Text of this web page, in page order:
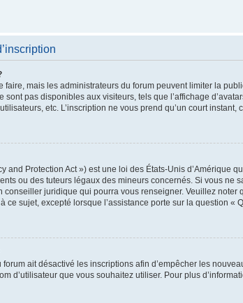
faire, mais les administrateurs du forum peuvent limiter la
pas disponibles aux visiteurs, tels que l’affichage
etc. L’inscription ne vous prend qu’un court
and Protection Act ») est une loi des États-Unis
ou des tuteurs légaux des mineurs concernés. Si vous
juridique qui pourra vous renseigner. Veuillez
ce sujet, excepté lorsque l’assistance porte sur la question «
ait désactivé les inscriptions afin d’empêcher les
d’utilisateur que vous souhaitez utiliser. Pour plus